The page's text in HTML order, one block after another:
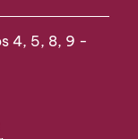
4, 5, 8, 9 -